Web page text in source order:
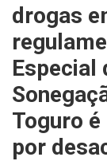
drogas
Especial
Toguro
por